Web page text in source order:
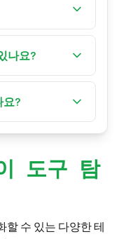
운로드' 버튼을
살표 키로 색
, 'G'로 격자 전
나요?
용하여 원하는
. 지원 형식에
요?
레이를 제공
도구 탐
할 수 있는 다양한 테